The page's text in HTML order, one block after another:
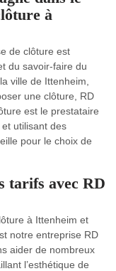
à
de clôture est
du savoir-faire du
ville de Ittenheim,
une clôture, RD
est le prestataire
utilisant des
pour le choix de
tarifs avec RD
à Ittenheim et
notre entreprise RD
aider de nombreux
l’esthétique de